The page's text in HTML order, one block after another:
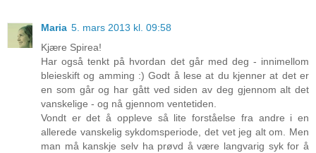
Maria 5. mars 2013 kl. 09:58
Kjære Spirea!
Har også tenkt på hvordan det går med deg - innimellom
bleieskift og amming :) Godt å lese at du kjenner at det er
en som går og har gått ved siden av deg gjennom alt det
vanskelige - og nå gjennom ventetiden.
Vondt er det å oppleve så lite forståelse fra andre i en
allerede vanskelig sykdomsperiode, det vet jeg alt om. Men
man må kanskje selv ha prøvd å være langvarig syk for å